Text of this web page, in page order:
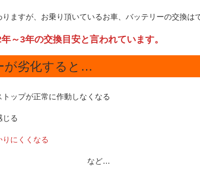
りますが、お乗り頂いているお車、バッテリーの交換は
～3年の交換目安と言われています。
が劣化すると…
トップが正常に作動しなくなる
じる
かりにくくなる
ど…